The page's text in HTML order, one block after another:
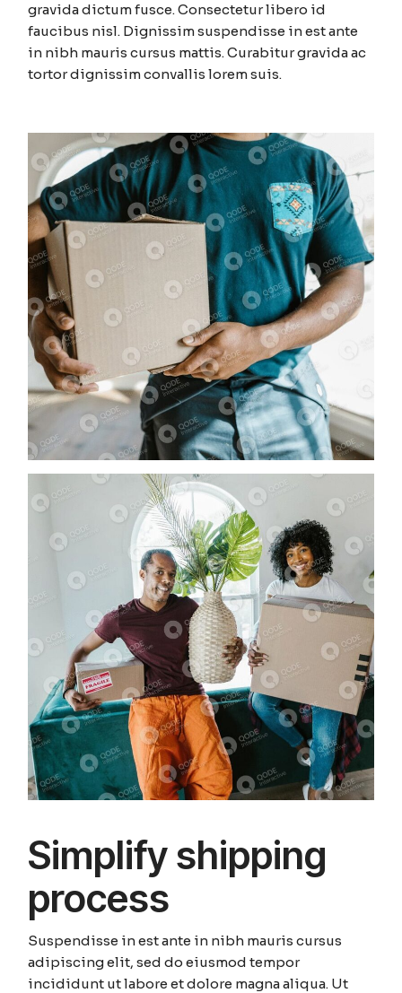
gravida dictum fusce. Consectetur libero id
faucibus nisl. Dignissim suspendisse in est ante
in nibh mauris cursus mattis. Curabitur gravida ac
tortor dignissim convallis lorem suis.
Simplify shipping
process
Suspendisse in est ante in nibh mauris cursus
adipiscing elit, sed do eiusmod tempor
incididunt ut labore et dolore magna aliqua. Ut